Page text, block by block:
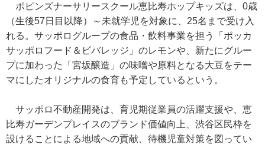
ポピンズナーサリースクール恵比寿ホップキッズは、0歳
（生後57日目以降）～未就学児を対象に、25名まで受け入
れる。サッポログループの食品・飲料事業を担う「ポッカ
サッポロフード＆ビバレッジ」のレモンや、新たにグルー
プに加わった「宮坂醸造」の味噌や原料となる大豆をテー
マにしたオリジナルの食育も予定しているという。
サッポロ不動産開発は、育児期従業員の活躍支援や、恵
比寿ガーデンプレイスのブランド価値向上、渋谷区民枠を
設けることによる地域への貢献、待機児童対策を図ってい